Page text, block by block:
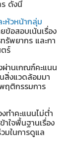
ดังนี้
หัวหน้ากลุ่ม
ข้อสอบเน้นเรื่อง
รัพยากร และกา
ร์
ผ่านเกณฑ์คะแนน
สิ่งแวดล้อมมา
พฤติกรรมการ
ทำคะแนนไม่ต่ำ
าใจพื้นฐานเรื่อง
มในการดูแล